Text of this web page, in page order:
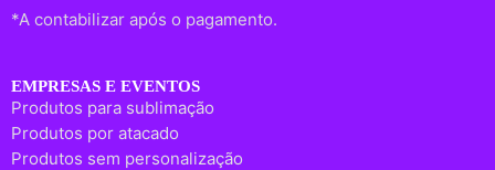
*A contabilizar após o pagamento.
EMPRESAS E EVENTOS
Produtos para sublimação
Produtos por atacado
Produtos sem personalização